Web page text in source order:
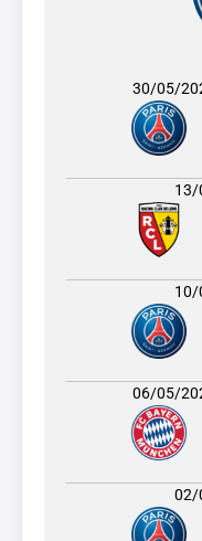
30/05/
13/
10/
06/05/
02/